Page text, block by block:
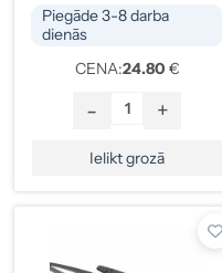
Piegāde 3-8 darba
dienās
CENA:24.80 €
- +
Ielikt grozā